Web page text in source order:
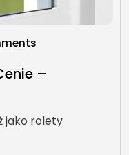
–
jako rolety